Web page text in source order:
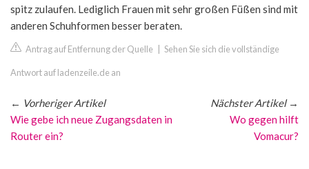
spitz zulaufen. Lediglich Frauen mit sehr großen Füßen sind mit
anderen Schuhformen besser beraten.
Antrag auf Entfernung der Quelle Sehen Sie sich die vollständige
Antwort auf ladenzeile.de an
← Vorheriger Artikel
Wie gebe ich neue Zugangsdaten in
Router ein?
Nächster Artikel→
Wo gegen hilft
Vomacur?